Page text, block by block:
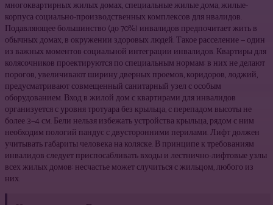
многоквартирных жилых домах, специальные жилые дома, жилые-
корпуса социально-производственных комплексов для нвалидов.
Подавляющее большинство (до 70%) инвалидов предпочитает жить в
обычных домах, в окружении здоровых людей. Такое расселение — один
из важных моментов социальной интеграции инвали­дов. Квартиры для
колясочников проектируются по специальным нормам: в них не делают
порогов, увеличивают ширину дверных проемов, коридо­ров, лоджий,
предусматривают совмещенный санитарный узел с особым
оборудованием. Вход в жилой дом с квартирами для инвалидов
организует­ся с уровня тротуара без крыльца, с перепадом высоты не
более 3—4 см. Бели нельзя избежать устройства крыльца, рядом с ним
необходим пологий пан­дус с двусторонними перилами. Лифт должен
учитывать габариты человека на коляске. В принципе к требованиям
инвалидов следует приспосабливать входы и лестнично-лифтовые узлы
всех жилых домов: несчастье может случиться с жильцом, любого из
них.